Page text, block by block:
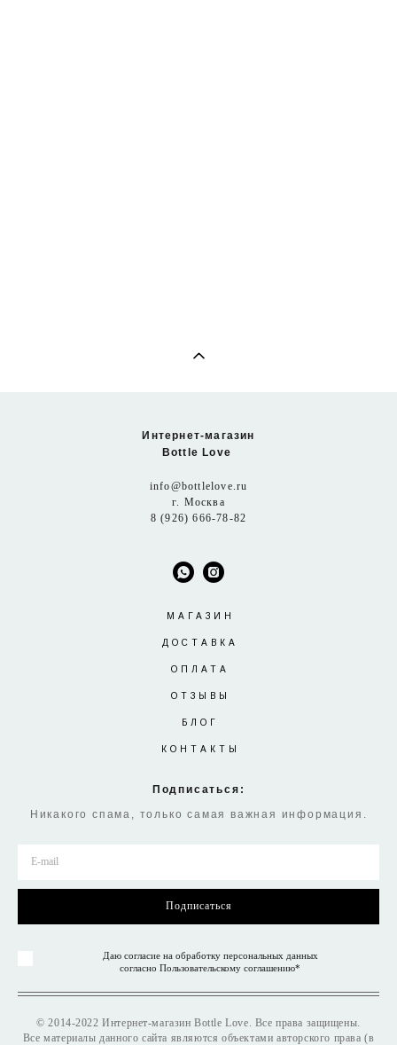
Интернет-магазин
Bottle Love
info@bottlelove.ru
г. Москва
8 (926) 666-78-82
МАГАЗИН
ДОСТАВКА
ОПЛАТА
ОТЗЫВЫ
БЛОГ
КОНТАКТЫ
Подписаться:
Никакого спама, только самая важная информация.
Подписаться
Даю согласие на обработку персональных данных
согласно Пользовательскому соглашению*
©2014-2022 Интернет-магазин Bottle Love. Все права защищены.
Все материалы данного сайта являются объектами авторского права (в